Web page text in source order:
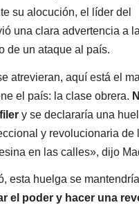
su alocución, el líder del
una clara advertencia a
de un ataque al país.
atrevieran, aquí está el
el país: la clase obrera.
y se declararía una
y revolucionaria de
en las calles», dijo
esta huelga se mantendría
el poder y hacer una